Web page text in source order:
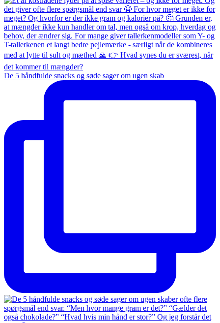
De 5 håndfulde snacks og søde sager om ugen skab